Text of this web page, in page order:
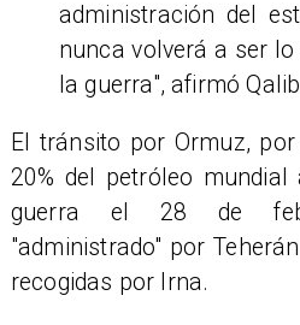
administración del
nunca volverá a ser
la guerra", afirmó
El tránsito por Ormuz,
20% del petróleo
guerra el 28 de
"administrado" por
recogidas por Irna.